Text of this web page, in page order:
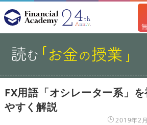
FX用語「オシレーター系」
やすく解説
2019年2